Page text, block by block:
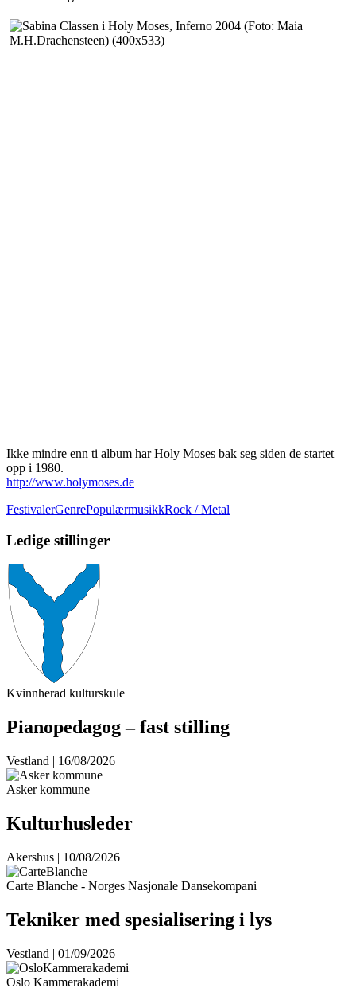
Ikke mindre enn ti album har Holy Moses bak seg siden de startet
opp i 1980.
http://www.holymoses.de
FestivalerGenrePopulærmusikkRock / Metal
Ledige stillinger
Kvinnherad kulturskule
Pianopedagog – fast stilling
Vestland | 16/08/2026
Asker kommune
Kulturhusleder
Akershus | 10/08/2026
Carte Blanche - Norges Nasjonale Dansekompani
Tekniker med spesialisering i lys
Vestland | 01/09/2026
Oslo Kammerakademi